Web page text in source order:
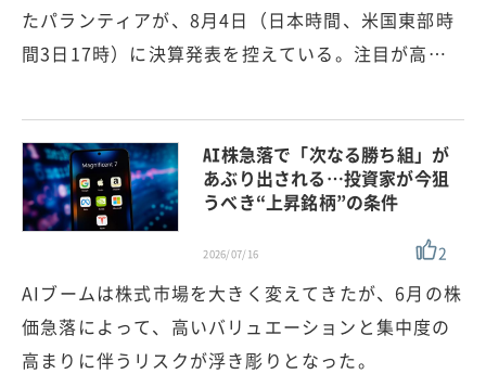
たパランティアが、8月4日（日本時間、米国東部時
間3日17時）に決算発表を控えている。注目が高…
AI株急落で「次なる勝ち組」が
あぶり出される…投資家が今狙
うべき“上昇銘柄”の条件
2026/07/16 2
AIブームは株式市場を大きく変えてきたが、6月の株
価急落によって、高いバリュエーションと集中度の
高まりに伴うリスクが浮き彫りとなった。